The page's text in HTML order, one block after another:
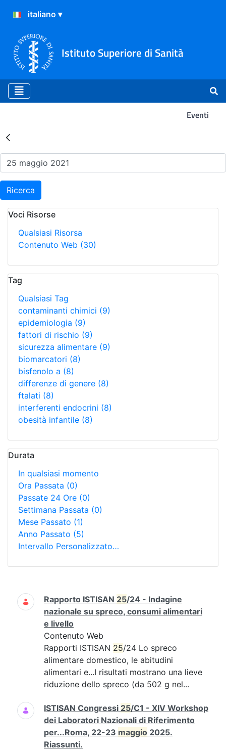
Istituto Superiore di Sanità
Eventi
Risultati della Ricerca -
Ricerca
Voci Risorse
Qualsiasi Risorsa
Contenuto Web (30)
Tag
Qualsiasi Tag
contaminanti chimici (9)
epidemiologia (9)
fattori di rischio (9)
sicurezza alimentare (9)
biomarcatori (8)
bisfenolo a (8)
differenze di genere (8)
ftalati (8)
interferenti endocrini (8)
obesità infantile (8)
Durata
In qualsiasi momento
Ora Passata (0)
Passate 24 Ore (0)
Settimana Passata (0)
Mese Passato (1)
Anno Passato (5)
Intervallo Personalizzato…
Ricerca
Rapporto ISTISAN 25/24 - Indagine
nazionale su spreco, consumi alimentari
e livello
Contenuto Web
Rapporti ISTISAN 25/24 Lo spreco
alimentare domestico, le abitudini
alimentari e...I risultati mostrano una lieve
riduzione dello spreco (da 502 g nel...
ISTISAN Congressi 25/C1 - XIV Workshop
dei Laboratori Nazionali di Riferimento
per...Roma, 22-23 maggio 2025.
Riassunti.